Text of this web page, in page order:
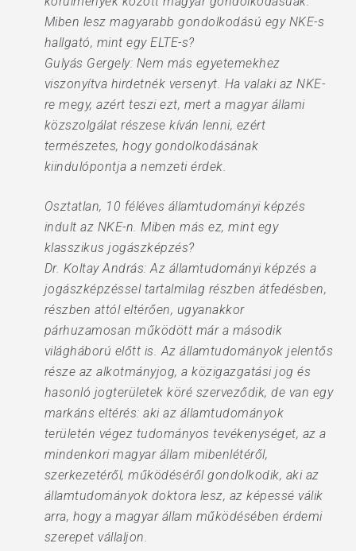
Miben lesz magyarabb gondolkodású egy NKE-s
hallgató, mint egy ELTE-s?
Gulyás Gergely: Nem más egyetemekhez
viszonyítva hirdetnék versenyt. Ha valaki az NKE-
re megy, azért teszi ezt, mert a magyar állami
közszolgálat részese kíván lenni, ezért
természetes, hogy gondolkodásának
kiindulópontja a nemzeti érdek.
Osztatlan, 10 féléves államtudományi képzés
indult az NKE-n. Miben más ez, mint egy
klasszikus jogászképzés?
Dr. Koltay András: Az államtudományi képzés a
jogászképzéssel tartalmilag részben átfedésben,
részben attól eltérően, ugyanakkor
párhuzamosan működött már a második
világháború előtt is. Az államtudományok jelentős
része az alkotmányjog, a közigazgatási jog és
hasonló jogterületek köré szerveződik, de van egy
markáns eltérés: aki az államtudományok
területén végez tudományos tevékenységet, az a
mindenkori magyar állam mibenlétéről,
szerkezetéről, működéséről gondolkodik, aki az
államtudományok doktora lesz, az képessé válik
arra, hogy a magyar állam működésében érdemi
szerepet vállaljon.